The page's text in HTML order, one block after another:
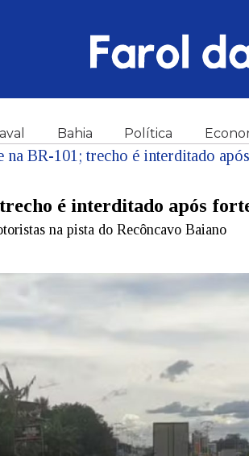
Bahia Política
na BR-101; trecho é interditado
é interditado após
na pista do Recôncavo Baiano